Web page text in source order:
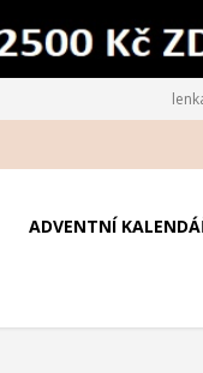
ADVENTNÍ